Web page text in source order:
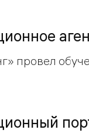
провел